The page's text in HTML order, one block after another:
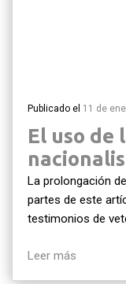
Publicado el 11 de
El uso de
La prolongación
partes de este
testimonios de
Leer más